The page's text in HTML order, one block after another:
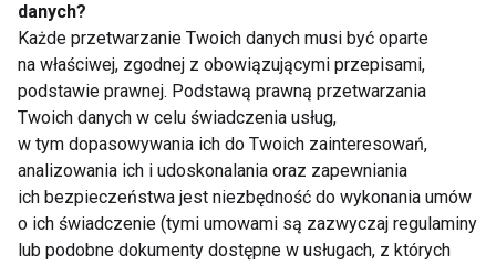
Mrożone jogurtowe
batoniki z owocami –
zdrowy deser bez
cukru, który
pokochasz tego lata
Chłodnik proteinowy z
pieczonych buraków i
skyru – lekki obiad na
upalne dni
danych?
Każde przetwarzanie Twoich danych musi być oparte
na właściwej, zgodnej z obowiązującymi przepisami,
podstawie prawnej. Podstawą prawną przetwarzania
Twoich danych w celu świadczenia usług,
w tym dopasowywania ich do Twoich zainteresowań,
analizowania ich i udoskonalania oraz zapewniania
ich bezpieczeństwa jest niezbędność do wykonania umów
o ich świadczenie (tymi umowami są zazwyczaj regulaminy
lub podobne dokumenty dostępne w usługach, z których